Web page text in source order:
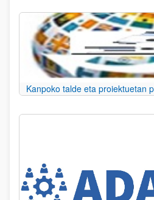
Kanpoko talde eta proiektuetan